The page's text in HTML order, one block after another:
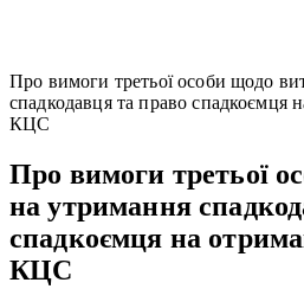
Про вимоги третьої особи щодо
спадкодавця та право
КЦС
Про вимоги третьої
на утримання
спадкоємця на
КЦС